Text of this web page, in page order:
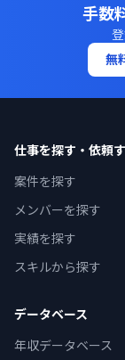
手数
無
仕事を探す・依頼
案件を探す
メンバーを探す
実績を探す
スキルから探す
データベース
年収データベース